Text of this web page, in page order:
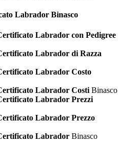
Labrador Binasco
Labrador con Pedigree
Labrador di Razza
Labrador Costo
Labrador Costi Binasco
Labrador Prezzi
Labrador Prezzo
Labrador Binasco